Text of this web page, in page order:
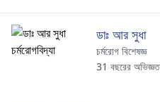
ডাঃ আর সুধা
চর্মরোগ বিশেষজ্ঞ
31 বছরের